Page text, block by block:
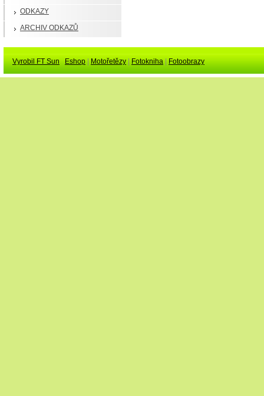
ODKAZY
ARCHIV ODKAZŮ
Vyrobil FT Sun Eshop Motořetězy Fotokniha Fotoobrazy